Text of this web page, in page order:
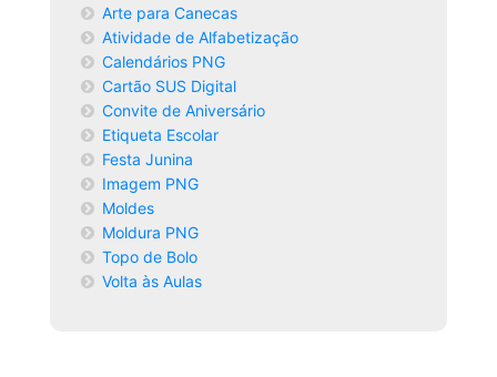
Arte para Canecas
Atividade de Alfabetização
Calendários PNG
Cartão SUS Digital
Convite de Aniversário
Etiqueta Escolar
Festa Junina
Imagem PNG
Moldes
Moldura PNG
Topo de Bolo
Volta às Aulas